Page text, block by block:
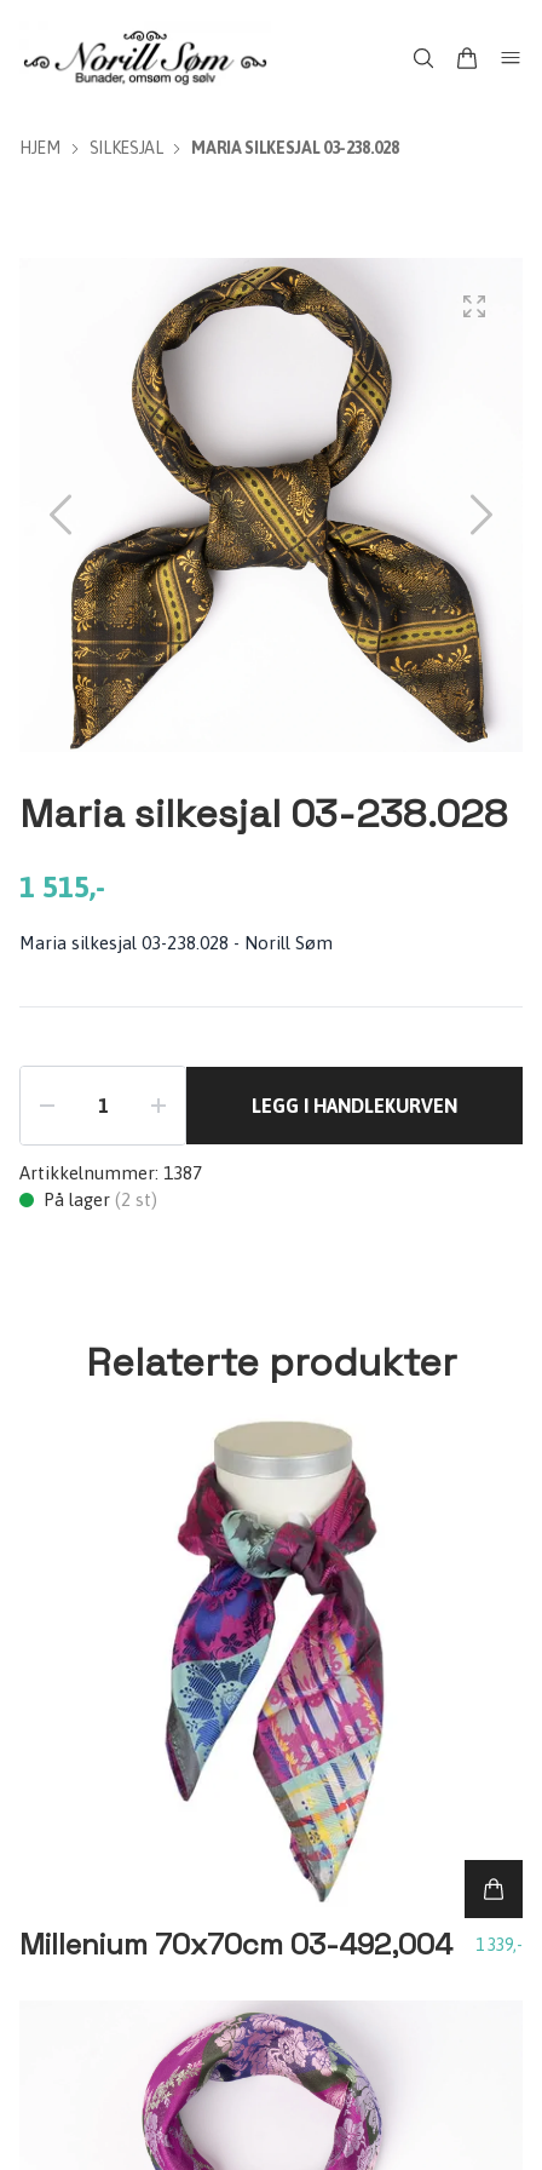
HJEM SILKESJAL MARIA SILKESJAL 03-238.028
Maria silkesjal 03-238.028
1 515,-
Maria silkesjal 03-238.028 - Norill Søm
LEGG I HANDLEKURVEN
Artikkelnummer: 1387
På lager (2 st)
Relaterte produkter
Millenium 70x70cm 03-492,004 1 339,-